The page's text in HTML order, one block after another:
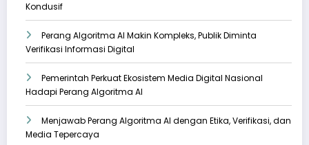
Kondusif
Perang Algoritma AI Makin Kompleks, Publik Diminta
Verifikasi Informasi Digital
Pemerintah Perkuat Ekosistem Media Digital Nasional
Hadapi Perang Algoritma AI
Menjawab Perang Algoritma AI dengan Etika, Verifikasi, dan
Media Tepercaya